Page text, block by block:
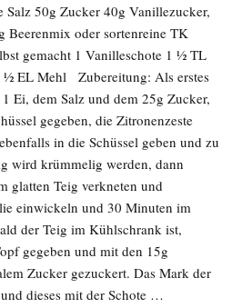
Salz 50g Zucker 40g Vanillezucker,
Beerenmix oder sortenreine TK
gemacht 1 Vanilleschote 1 ½ TL
½ EL Mehl Zubereitung: Als erstes
Ei, dem Salz und dem 25g Zucker,
gegeben, die Zitronenzeste
in die Schüssel geben und zu
wird krümmelig werden, dann
glatten Teig verkneten und
einwickeln und 30 Minuten im
der Teig im Kühlschrank ist,
gegeben und mit den 15g
Zucker gezuckert. Das Mark der
dieses mit der Schote …